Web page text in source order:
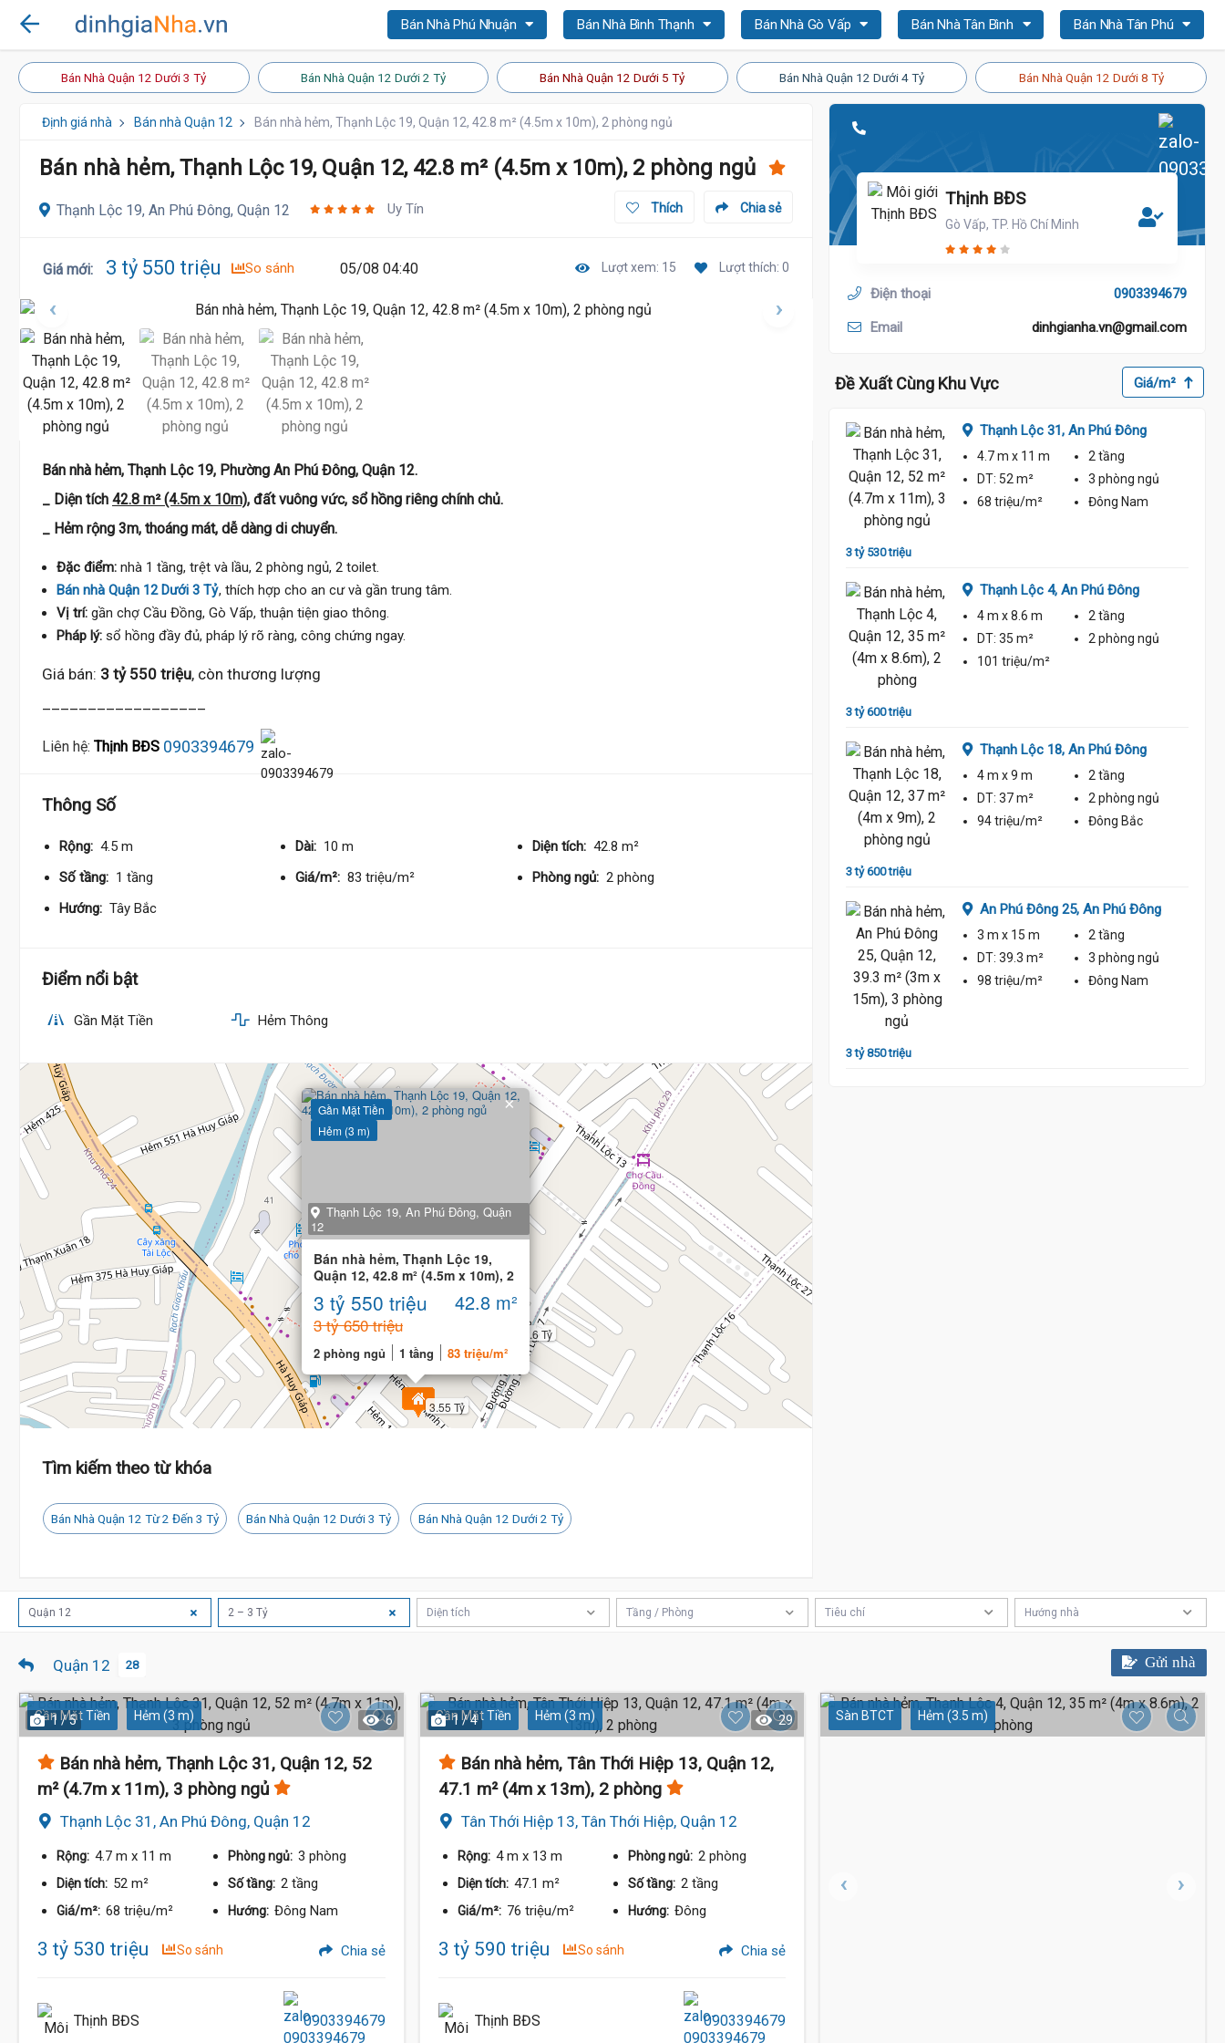
Bán Nhà Phú Nhuận Bán Nhà Bình Thạnh Bán Nhà Gò Vấp Bán Nhà Tân Bình Bán Nhà Tân Phú
Bán Nhà Quận 12 Dưới 3 Tỷ Bán Nhà Quận 12 Dưới 2 Tỷ Bán Nhà Quận 12 Dưới 5 Tỷ Bán Nhà Quận 12 Dưới 4 Tỷ Bán Nhà Quận 12 Dưới 8 Tỷ
Định giá nhà Bán nhà Quận 12 Bán nhà hẻm, Thạnh Lộc 19, Quận 12, 42.8 m² (4.5m x 10m), 2 phòng ngủ
Bán nhà hẻm, Thạnh Lộc 19, Quận 12, 42.8 m² (4.5m x 10m), 2 phòng ngủ
Thạnh Lộc 19, An Phú Đông, Quận 12 Uy Tín Chia sẻ
Thích
Giá mới: 3 tỷ 550 triệu So sánh 05/08 04:40 Lượt xem: 15 Lượt thích: 0
Bán nhà hẻm, Thạnh Lộc 19, Phường An Phú Đông, Quận 12.
_ Diện tích 42.8 m² (4.5m x 10m), đất vuông vức, sổ hồng riêng chính chủ.
_ Hẻm rộng 3m, thoáng mát, dễ dàng di chuyển.
Đặc điểm: nhà 1 tầng, trệt và lầu, 2 phòng ngủ, 2 toilet.
Bán nhà Quận 12 Dưới 3 Tỷ, thích hợp cho an cư và gần trung tâm.
Vị trí: gần chợ Cầu Đồng, Gò Vấp, thuận tiện giao thông.
Pháp lý: sổ hồng đầy đủ, pháp lý rõ ràng, công chứng ngay.
Giá bán: 3 tỷ 550 triệu, còn thương lượng
Liên hệ: Thịnh BĐS 0903394679
Thông Số
Rộng: 4.5 m Dài: 10 m Diện tích: 42.8 m²
Số tầng: 1 tầng Giá/m²: 83 triệu/m² Phòng ngủ: 2 phòng
Hướng: Tây Bắc
Điểm nổi bật
Gần Mặt Tiền Hẻm Thông
3.55 Tỷ
3.6 Tỷ
Gần Mặt Tiền
Hẻm (3 m)
Thạnh Lộc 19, An Phú Đông, Quận
12
Bán nhà hẻm, Thạnh Lộc 19,
Quận 12, 42.8 m² (4.5m x 10m), 2
phòng ngủ
3 tỷ 550 triệu 42.8 m²
3 tỷ 650 triệu
2 phòng ngủ 1 tầng 83 triệu/m²
×
Tìm kiếm theo từ khóa
Bán Nhà Quận 12 Từ 2 Đến 3 Tỷ Bán Nhà Quận 12 Dưới 3 Tỷ Bán Nhà Quận 12 Dưới 2 Tỷ
Thịnh BĐS
Gò Vấp, TP. Hồ Chí Minh
Điện thoại 0903394679
Email dinhgianha.vn@gmail.com
Đề Xuất Cùng Khu Vực Giá/m²
3 tỷ 530 triệu
Thạnh Lộc 31, An Phú Đông
4.7 m x 11 m
2 tầng
DT: 52 m² 3 phòng ngủ
68 triệu/m²
Đông Nam
3 tỷ 600 triệu
Thạnh Lộc 4, An Phú Đông
4 m x 8.6 m
2 tầng
DT: 35 m² 2 phòng ngủ
101 triệu/m²
3 tỷ 600 triệu
Thạnh Lộc 18, An Phú Đông
4 m x 9 m
2 tầng
DT: 37 m² 2 phòng ngủ
94 triệu/m²
Đông Bắc
3 tỷ 850 triệu
An Phú Đông 25, An Phú Đông
3 m x 15 m
2 tầng
DT: 39.3 m² 3 phòng ngủ
98 triệu/m²
Đông Nam
Quận 12 2 – 3 Tỷ Diện tích Tầng / Phòng Tiêu chí Hướng nhà
Gửi nhà
Quận 12 28
Gần Mặt Tiền Hẻm (3 m)
1 / 5 6
Bán nhà hẻm, Thạnh Lộc 31, Quận 12, 52
m² (4.7m x 11m), 3 phòng ngủ
Thạnh Lộc 31, An Phú Đông, Quận 12
Rộng: 4.7 m x 11 m Phòng ngủ: 3 phòng
Diện tích: 52 m² Số tầng: 2 tầng
Giá/m²: 68 triệu/m² Hướng: Đông Nam
3 tỷ 530 triệu So sánh Chia sẻ
Thịnh BĐS 0903394679
Gần Mặt Tiền Hẻm (3 m)
1 / 4 29
Bán nhà hẻm, Tân Thới Hiệp 13, Quận 12,
47.1 m² (4m x 13m), 2 phòng
Tân Thới Hiệp 13, Tân Thới Hiệp, Quận 12
Rộng: 4 m x 13 m Phòng ngủ: 2 phòng
Diện tích: 47.1 m² Số tầng: 2 tầng
Giá/m²: 76 triệu/m² Hướng: Đông
3 tỷ 590 triệu So sánh Chia sẻ
Thịnh BĐS 0903394679
Sàn BTCT Hẻm (3.5 m)